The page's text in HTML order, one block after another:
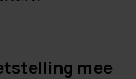
mee